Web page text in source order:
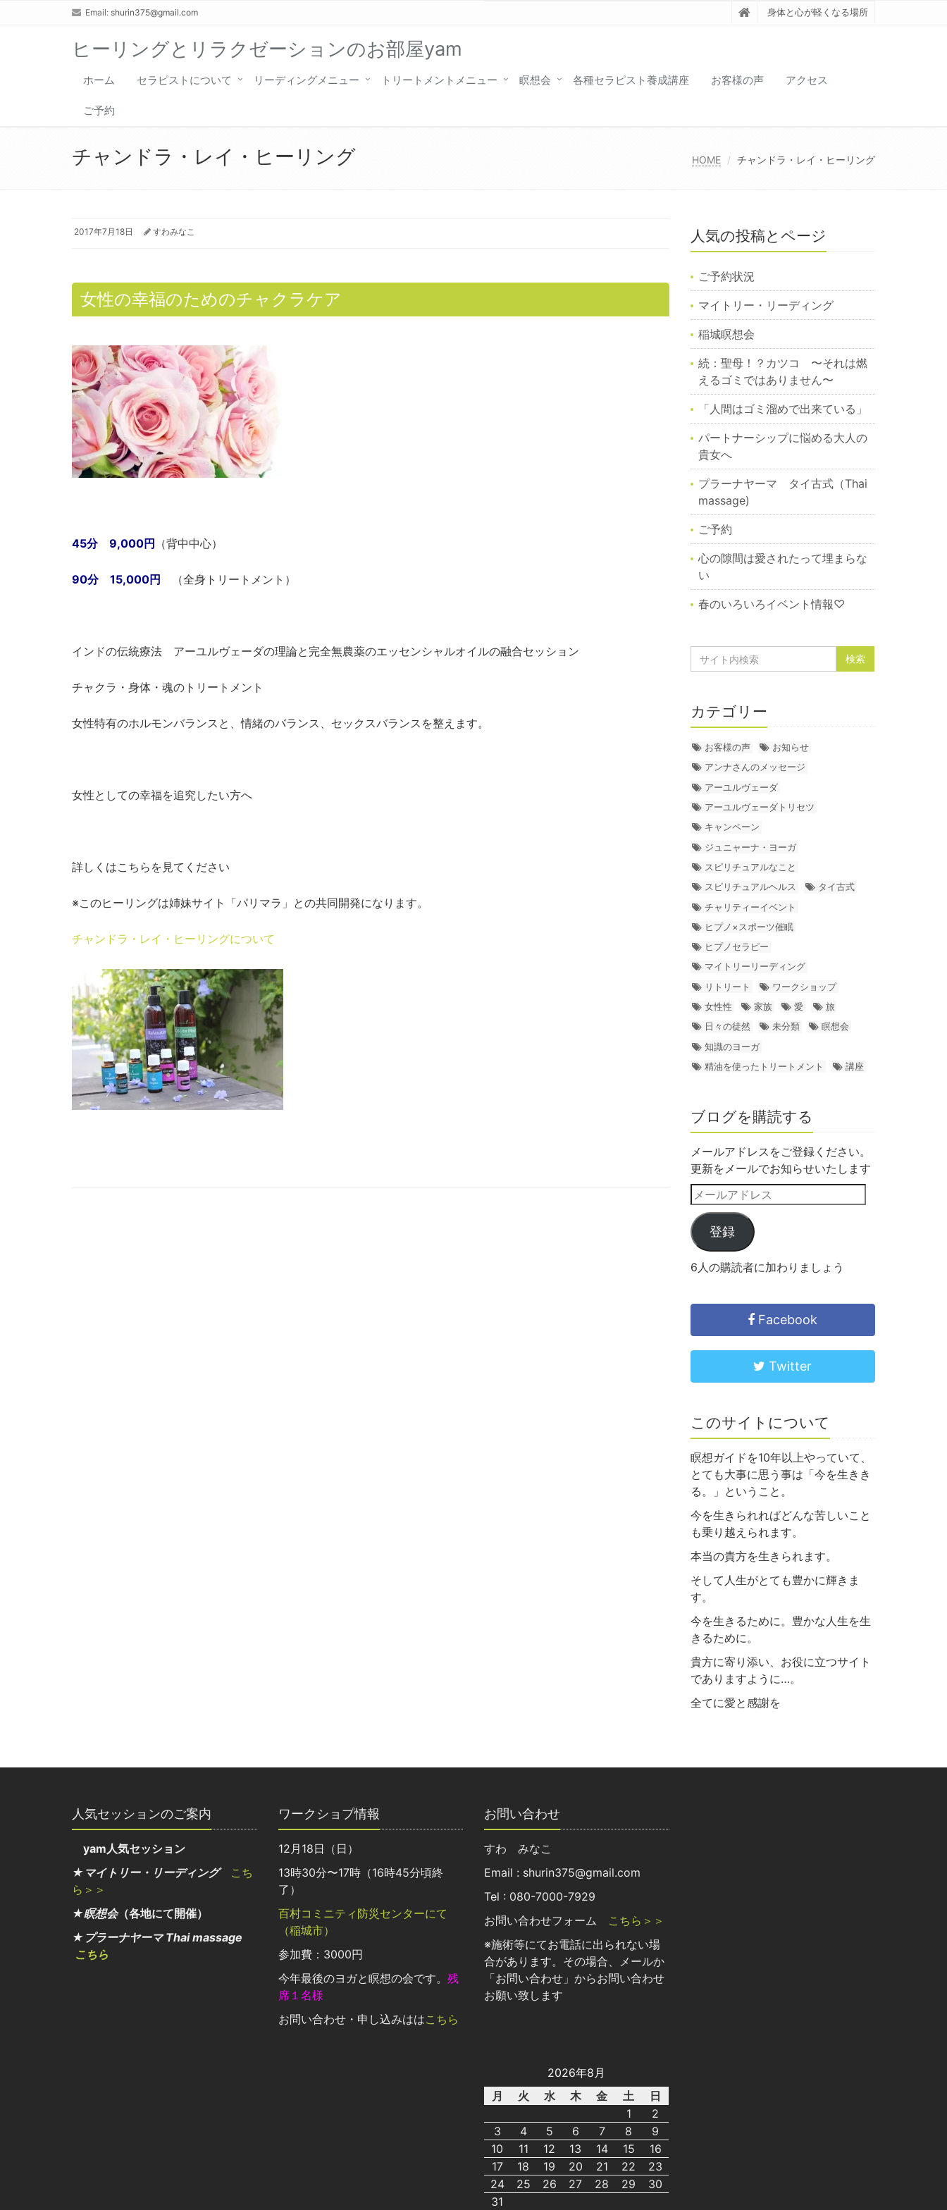
Email: shurin375@gmail.com 身体と心が軽くなる場所
ヒーリングとリラクゼーションのお部屋yam
ホーム セラピストについて リーディングメニュー トリートメントメニュー 瞑想会 各種セラピスト養成講座 お客様の声 アクセス
ご予約
チャンドラ・レイ・ヒーリング HOME チャンドラ・レイ・ヒーリング
2017年7月18日 すわみなこ
女性の幸福のためのチャクラケア
45分 9,000円 （背中中心）
90分 15,000円 （全身トリートメント）
インドの伝統療法 アーユルヴェーダの理論と完全無農薬のエッセンシャルオイルの融合セッション
チャクラ・身体・魂のトリートメント
女性特有のホルモンバランスと、情緒のバランス、セックスバランスを整えます。
女性としての幸福を追究したい方へ
詳しくはこちらを見てください
※このヒーリングは姉妹サイト「パリマラ」との共同開発になります。
チャンドラ・レイ・ヒーリングについて
人気の投稿とページ
ご予約状況
マイトリー・リーディング
稲城瞑想会
続：聖母！？カツコ 〜それは燃
えるゴミではありません〜
「人間はゴミ溜めで出来ている」
パートナーシップに悩める大人の
貴女へ
プラーナヤーマ タイ古式（Thai
massage)
ご予約
心の隙間は愛されたって埋まらな
い
春のいろいろイベント情報♡
カテゴリー
お客様の声
お知らせ
アンナさんのメッセージ
アーユルヴェーダ
アーユルヴェーダトリセツ
キャンペーン
ジュニャーナ・ヨーガ
スピリチュアルなこと
スピリチュアルヘルス
タイ古式
チャリティーイベント
ヒプノ×スポーツ催眠
ヒプノセラピー
マイトリーリーディング
リトリート
ワークショップ
女性性
家族 愛
旅
日々の徒然
未分類
瞑想会
知識のヨーガ
精油を使ったトリートメント
講座
ブログを購読する
メールアドレスをご登録ください。
更新をメールでお知らせいたします
登録
6人の購読者に加わりましょう
Facebook
Twitter
このサイトについて
瞑想ガイドを10年以上やっていて、
とても大事に思う事は「今を生きき
る。」ということ。
今を生きられればどんな苦しいこと
も乗り越えられます。
本当の貴方を生きられます。
そして人生がとても豊かに輝きま
す。
今を生きるために。豊かな人生を生
きるために。
貴方に寄り添い、お役に立つサイト
でありますように…。
全てに愛と感謝を
人気セッションのご案内
yam人気セッション
★マイトリー・リーディング
こち
ら＞＞
★瞑想会（各地にて開催）
★プラーナヤーマ Thai massage
こちら
ワークショプ情報
12月18日（日）
13時30分〜17時（16時45分頃終
了）
百村コミニティ防災センターにて
（稲城市）
参加費：3000円
今年最後のヨガと瞑想の会です。 残
席１名様
お問い合わせ・申し込みははこちら
お問い合わせ
すわ みなこ
Email : shurin375@gmail.com
Tel : 080-7000-7929
お問い合わせフォーム こちら＞＞
※施術等にてお電話に出られない場
合があります。その場合、メールか
「お問い合わせ」からお問い合わせ
お願い致します
2026年8月
月
火 水 木 金 土
日
1
2
3
4 5 6 7 8
9
10
11 12 13 14 15
16
17
18 19 20 21 22
23
24
25 26 27 28 29
30
31